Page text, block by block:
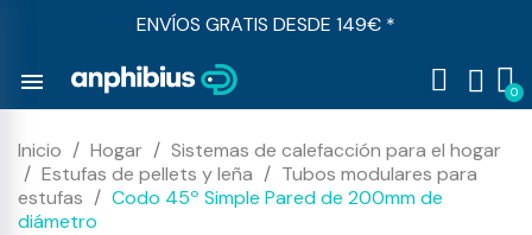
ENVÍOS GRATIS DESDE 149€ *
menu
Inicio Hogar
Sistemas de calefacción para el hogar
Estufas de pellets y leña
Tubos modulares para
estufas
Codo 45º Simple Pared de 200mm de
diámetro